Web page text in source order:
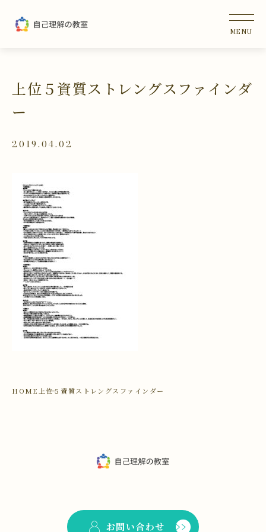
上位５資質ストレングスファインダ
ー
2019.04.02
HOME 上位５資質ストレングスファインダー
お問い合わせ